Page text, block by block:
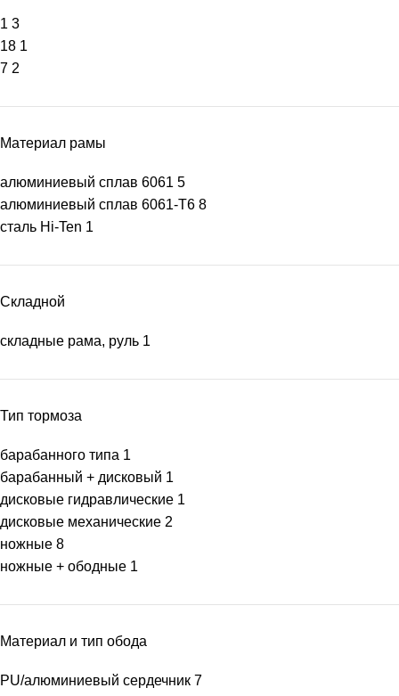
1 3
18 1
7 2
Материал рамы
алюминиевый сплав 6061 5
алюминиевый сплав 6061-T6 8
сталь Hi-Ten 1
Складной
складные рама, руль 1
Тип тормоза
барабанного типа 1
барабанный + дисковый 1
дисковые гидравлические 1
дисковые механические 2
ножные 8
ножные + ободные 1
Материал и тип обода
PU/алюминиевый сердечник 7